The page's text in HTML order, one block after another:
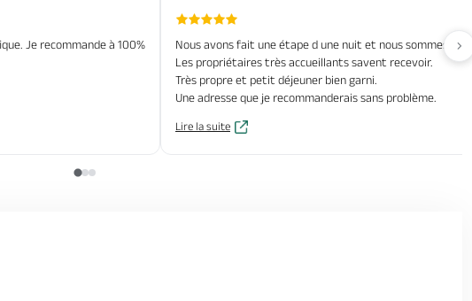
Je recommande à 100%
Nous avons fait une étape d une nuit et nous sommes ravis
Les propriétaires très accueillants savent recevoir.
Très propre et petit déjeuner bien garni.
Une adresse que je recommanderais sans problème.
Lire la suite